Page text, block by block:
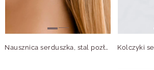
Nausznica serduszka, stal pozłacana S205357Z00